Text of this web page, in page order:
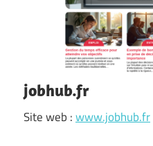
jobhub.fr
Site web :www.jobhub.fr